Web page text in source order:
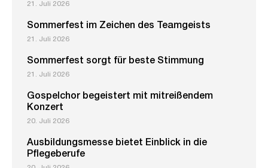
21. Juli 2026
Sommerfest im Zeichen des Teamgeists
21. Juli 2026
Sommerfest sorgt für beste Stimmung
21. Juli 2026
Gospelchor begeistert mit mitreißendem
Konzert
20. Juli 2026
Ausbildungsmesse bietet Einblick in die
Pflegeberufe